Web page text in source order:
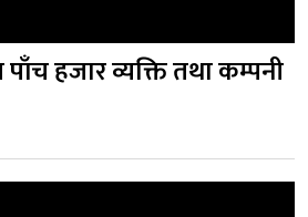
हजार व्यक्ति तथा कम्पनी